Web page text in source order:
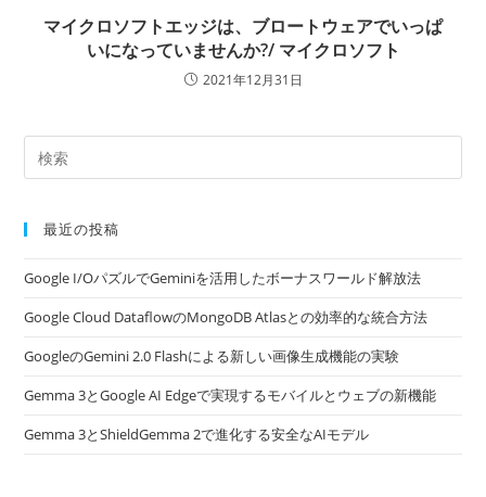
マイクロソフトエッジは、ブロートウェアでいっぱ
いになっていませんか?/ マイクロソフト
2021年12月31日
最近の投稿
Google I/OパズルでGeminiを活用したボーナスワールド解放法
Google Cloud DataflowのMongoDB Atlasとの効率的な統合方法
GoogleのGemini 2.0 Flashによる新しい画像生成機能の実験
Gemma 3とGoogle AI Edgeで実現するモバイルとウェブの新機能
Gemma 3とShieldGemma 2で進化する安全なAIモデル